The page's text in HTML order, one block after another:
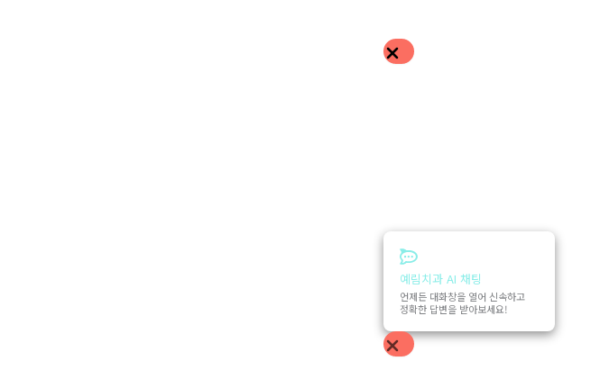
예림치과 AI 채팅
언제든 대화창을 열어 신속하고
정확한 답변을 받아보세요!